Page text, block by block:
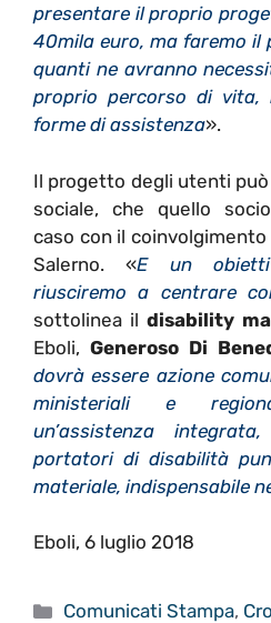
presentare il proprio
40mila euro, ma faremo il
quanti ne avranno
proprio percorso di vita,
forme di assistenza».
Il progetto degli utenti può
sociale, che quello
caso con il
Salerno. «E un
riusciremo a centrare
sottolinea il disability
Eboli, Generoso Di
dovrà essere azione
ministeriali e
un’assistenza
portatori di disabilità
materiale, indispensabile
Eboli, 6 luglio 2018
Categorie
Comunicati Stampa,